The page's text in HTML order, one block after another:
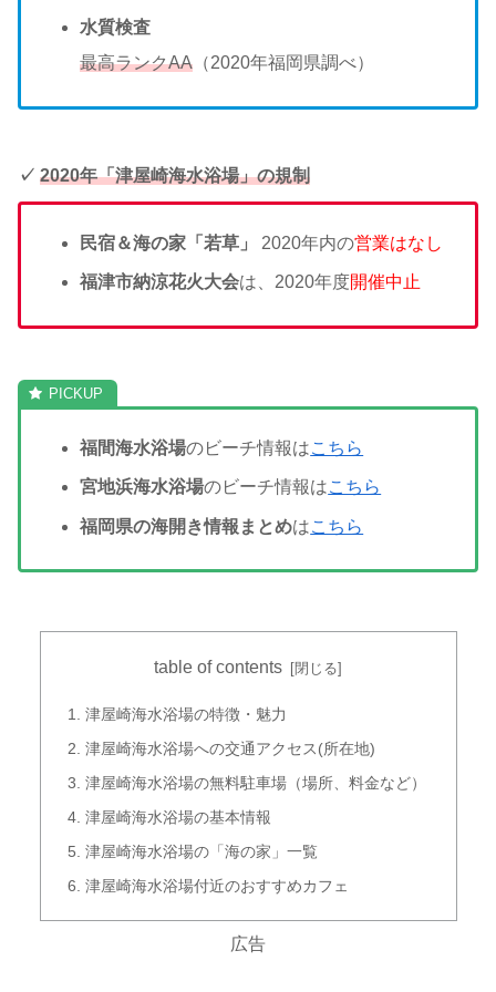
水質検査
最高ランクAA （2020年福岡県調べ）
✓ 2020年「津屋崎海水浴場」の規制
民宿＆海の家「若草」 2020年内の営業はなし
福津市納涼花火大会は、2020年度開催中止
福間海水浴場のビーチ情報はこちら
宮地浜海水浴場のビーチ情報はこちら
福岡県の海開き情報まとめはこちら
table of contents
津屋崎海水浴場の特徴・魅力
津屋崎海水浴場への交通アクセス(所在地)
津屋崎海水浴場の無料駐車場（場所、料金など）
津屋崎海水浴場の基本情報
津屋崎海水浴場の「海の家」一覧
津屋崎海水浴場付近のおすすめカフェ
広告